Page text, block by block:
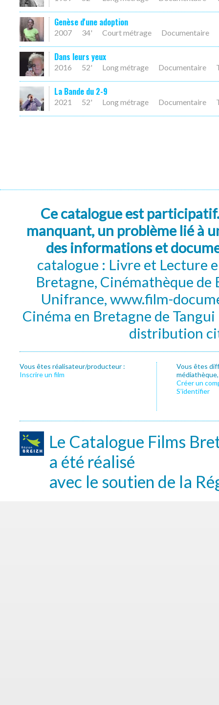
Genèse d'une adoption
2007 34' Court métrage Documentaire
Dans leurs yeux
2016 52' Long métrage Documentaire
La Bande du 2-9
2021 52' Long métrage Documentaire
Ce catalogue est
manquant, un problème lié à
des informations et
catalogue : Livre et Lecture
Bretagne, Cinémathèque de
Unifrance, www.film-
Cinéma en Bretagne de
distribution
Vous êtes réalisateur/producteur :
Inscrire un film
Vous êtes
Créer un
S’identifier
Le Catalogue Films
a été réalisé
avec le soutien de la